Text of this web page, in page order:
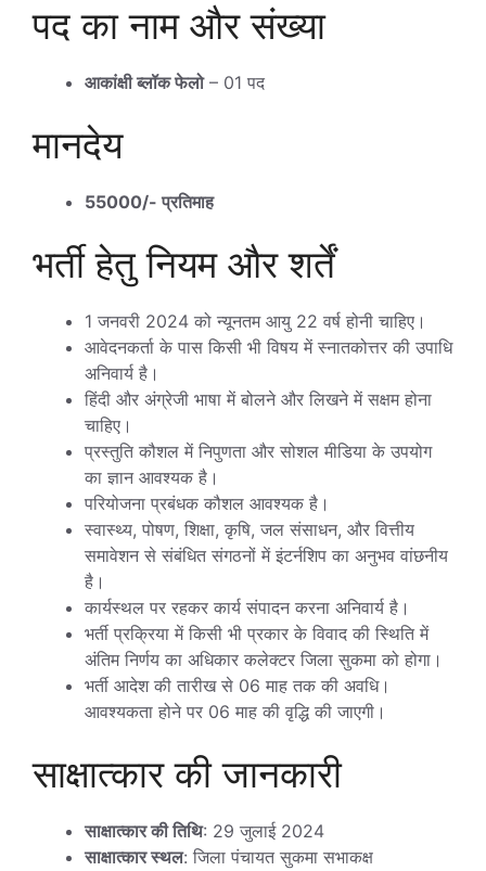
पद का नाम और संख्या
आकांक्षी ब्लॉक फेलो– 01 पद
मानदेय
55000/- प्रतिमाह
भर्ती हेतु नियम और शर्तें
1 जनवरी 2024 को न्यूनतम आयु 22 वर्ष होनी चाहिए।
आवेदनकर्ता के पास किसी भी विषय में स्नातकोत्तर की उपाधि
अनिवार्य है।
हिंदी और अंग्रेजी भाषा में बोलने और लिखने में सक्षम होना
चाहिए।
प्रस्तुति कौशल में निपुणता और सोशल मीडिया के उपयोग
का ज्ञान आवश्यक है।
परियोजना प्रबंधक कौशल आवश्यक है।
स्वास्थ्य, पोषण, शिक्षा, कृषि, जल संसाधन, और वित्तीय
समावेशन से संबंधित संगठनों में इंटर्नशिप का अनुभव वांछनीय
है।
कार्यस्थल पर रहकर कार्य संपादन करना अनिवार्य है।
भर्ती प्रक्रिया में किसी भी प्रकार के विवाद की स्थिति में
अंतिम निर्णय का अधिकार कलेक्टर जिला सुकमा को होगा।
भर्ती आदेश की तारीख से 06 माह तक की अवधि।
आवश्यकता होने पर 06 माह की वृद्धि की जाएगी।
साक्षात्कार की जानकारी
साक्षात्कार की तिथि: 29 जुलाई 2024
साक्षात्कार स्थल: जिला पंचायत सुकमा सभाकक्ष